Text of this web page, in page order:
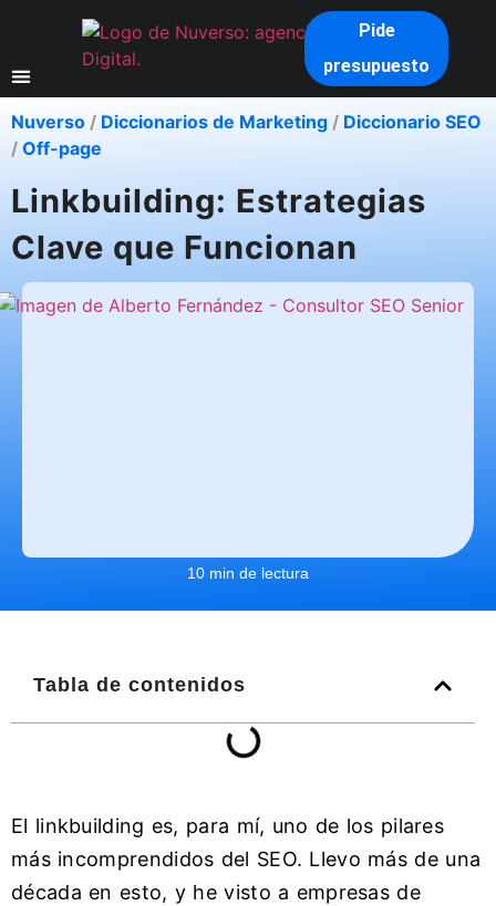
Pide
presupuesto
Nuverso / Diccionarios de Marketing / Diccionario SEO
/ Off-page
Linkbuilding: Estrategias
Clave que Funcionan
10 min de lectura
Tabla de contenidos
El linkbuilding es, para mí, uno de los pilares
más incomprendidos del SEO. Llevo más de una
década en esto, y he visto a empresas de